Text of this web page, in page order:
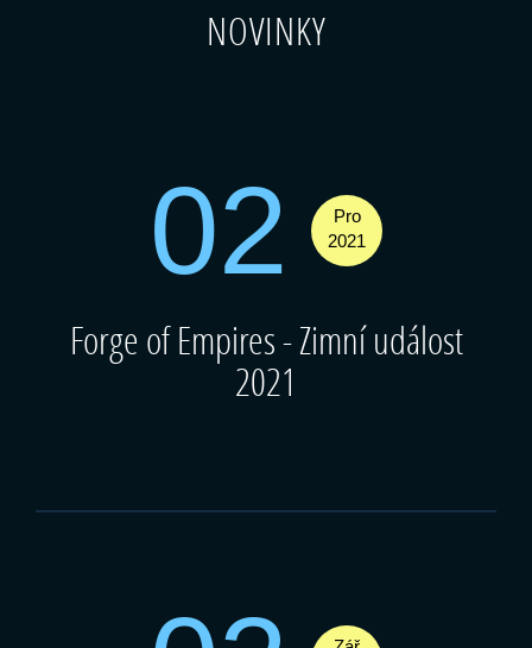
NOVINKY
02
Pro
2021
Forge of Empires - Zimní událost
2021